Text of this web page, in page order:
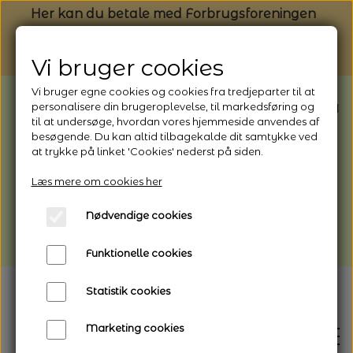
Her kan du betale med Forbrugsforeningen
BEMÆRK: Butikken har ferielukket* fra
1/8 - 9/8 - 2026
*Webshoppen er åben og sender hele
afhentning
Vi gør opmærksom på, at der kan være lidt
længere leveringstid
Vi bruger cookies
Vi bruger egne cookies og cookies fra tredjeparter til at
personalisere din brugeroplevelse, til markedsføring og
til at undersøge, hvordan vores hjemmeside anvendes af
besøgende. Du kan altid tilbagekalde dit samtykke ved
at trykke på linket 'Cookies' nederst på siden.
Læs mere om cookies her
Nødvendige cookies
Funktionelle cookies
Statistik cookies
Marketing cookies